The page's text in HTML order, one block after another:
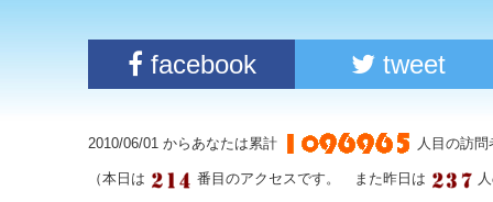
facebook tweet
2010/06/01 からあなたは累計 人目の訪
（本日は 番目のアクセスです。 また昨日は